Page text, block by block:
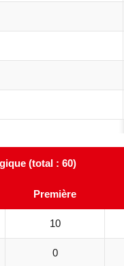
(total : 60)
Première
10
0